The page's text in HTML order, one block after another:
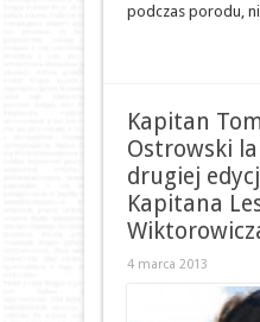
podczas porodu,
Kapitan
Ostrowski
drugiej
Kapitana
4 marca 2013